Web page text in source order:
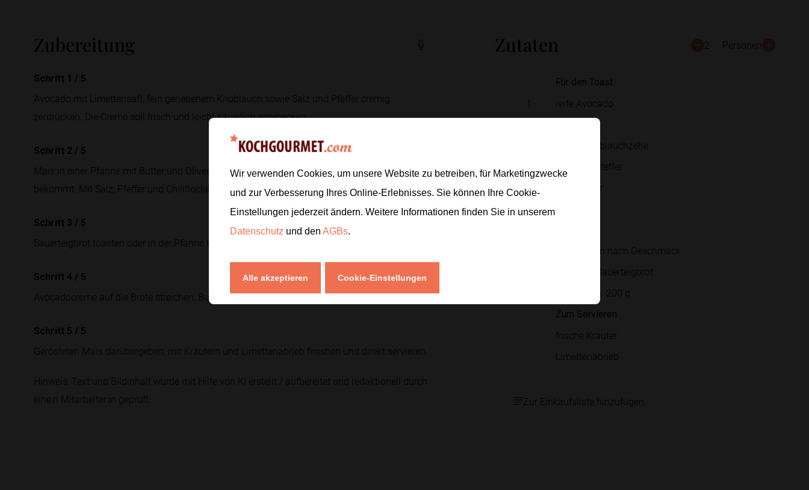
Zutaten 2 Personen
Für den Toast
1
reife Avocado
kleine Knoblauchzehe
Salz und Pfeffer
200
g
Maiskörner
1 TL
Chiliflocken nach Geschmack
Scheiben Sauerteigbrot
Burrata, ca. 200 g
Zum Servieren
frische Kräuter
Limettenabrieb
Zur Einkaufsliste hinzufügen
Zubereitung
Schritt 1 / 5
Avocado mit Limettensaft, fein geriebenem Knoblauch sowie Salz und Pfeffer cremig
zerdrücken. Die Creme soll frisch und leicht säuerlich schmecken.
Schritt 2 / 5
Mais in einer Pfanne mit Butter und Olivenöl 4 bis 5 Minutenrösten, bis er leicht Farbe
bekommt. Mit Salz, Pfeffer und Chiliflocken würzen.
Schritt 3 / 5
Sauerteigbrot toasten oder in der Pfanne knusprig rösten.
Schritt 4 / 5
Avocadocreme auf die Brote streichen, Burrata grob zerzupfen und darauf verteilen.
Schritt 5 / 5
Gerösteten Mais darübergeben, mit Kräutern und Limettenabrieb finishen und direkt servieren.
Hinweis: Text und Bildinhalt wurde mit Hilfe von KI erstellt / aufbereitet und redaktionell durch
eine:n Mitarbeiter:in geprüft.
Wir verwenden Cookies, um unsere Website zu betreiben, für Marketingzwecke
und zur Verbesserung Ihres Online-Erlebnisses. Sie können Ihre Cookie-
Einstellungen jederzeit ändern. Weitere Informationen finden Sie in unserem
Datenschutz und den AGBs.
Alle akzeptieren Cookie-Einstellungen